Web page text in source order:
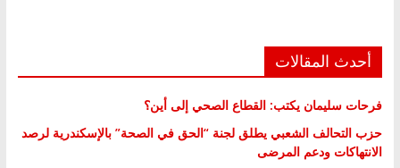
أحدث المقالات
فرحات سليمان يكتب: القطاع الصحي إلى أين؟
حزب التحالف الشعبي يطلق لجنة “الحق في الصحة” بالإسكندرية لرصد
الانتهاكات ودعم المرضى